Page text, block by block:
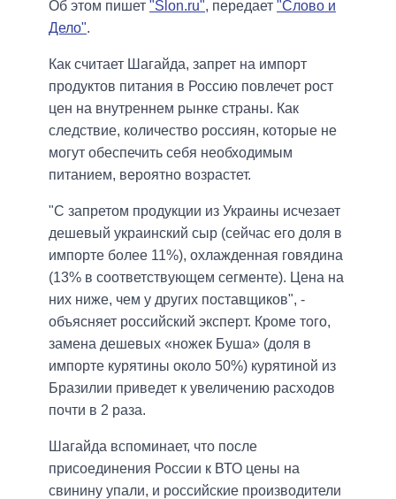
Об этом пишет "Slon.ru", передает "Слово и
Дело".
Как считает Шагайда, запрет на импорт
продуктов питания в Россию повлечет рост
цен на внутреннем рынке страны. Как
следствие, количество россиян, которые не
могут обеспечить себя необходимым
питанием, вероятно возрастет.
"С запретом продукции из Украины исчезает
дешевый украинский сыр (сейчас его доля в
импорте более 11%), охлажденная говядина
(13% в соответствующем сегменте). Цена на
них ниже, чем у других поставщиков", -
объясняет российский эксперт. Кроме того,
замена дешевых «ножек Буша» (доля в
импорте курятины около 50%) курятиной из
Бразилии приведет к увеличению расходов
почти в 2 раза.
Шагайда вспоминает, что после
присоединения России к ВТО цены на
свинину упали, и российские производители